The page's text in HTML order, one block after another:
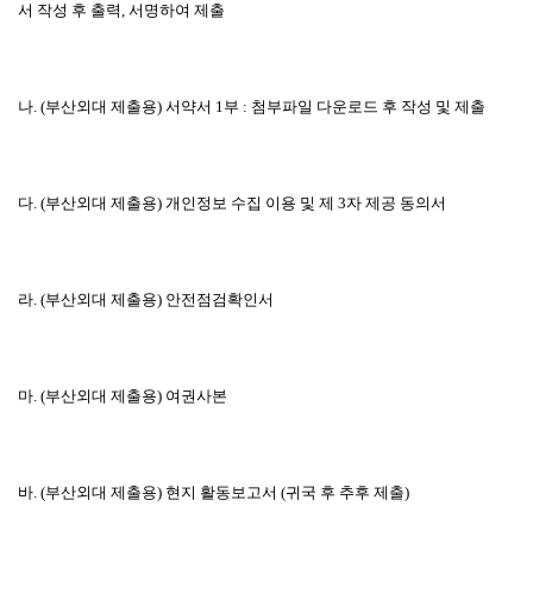
서 작성 후 출력, 서명하여 제출
나. (부산외대 제출용) 서약서 1부 : 첨부파일 다운로드 후 작성 및 제출
다. (부산외대 제출용) 개인정보 수집 이용 및 제 3자 제공 동의서
라. (부산외대 제출용) 안전점검확인서
마. (부산외대 제출용) 여권사본
바. (부산외대 제출용) 현지 활동보고서 (귀국 후 추후 제출)